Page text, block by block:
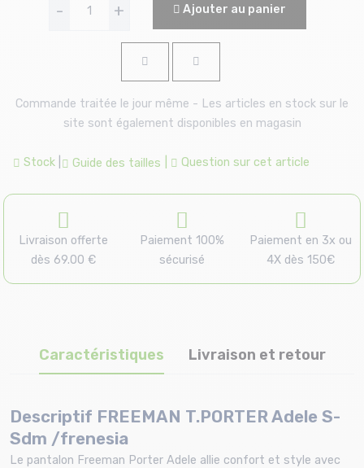
- + Ajouter au panier
Commande traitée le jour même - Les articles en stock sur le
site sont également disponibles en magasin
Stock Guide des tailles Question sur cet article
Livraison offerte
dès 69.00 €
Paiement 100%
sécurisé
Paiement en 3x ou
4X dès 150€
Caractéristiques Livraison et retour
Descriptif FREEMAN T.PORTER Adele S-
Sdm /frenesia
Le pantalon Freeman Porter Adele allie confort et style avec